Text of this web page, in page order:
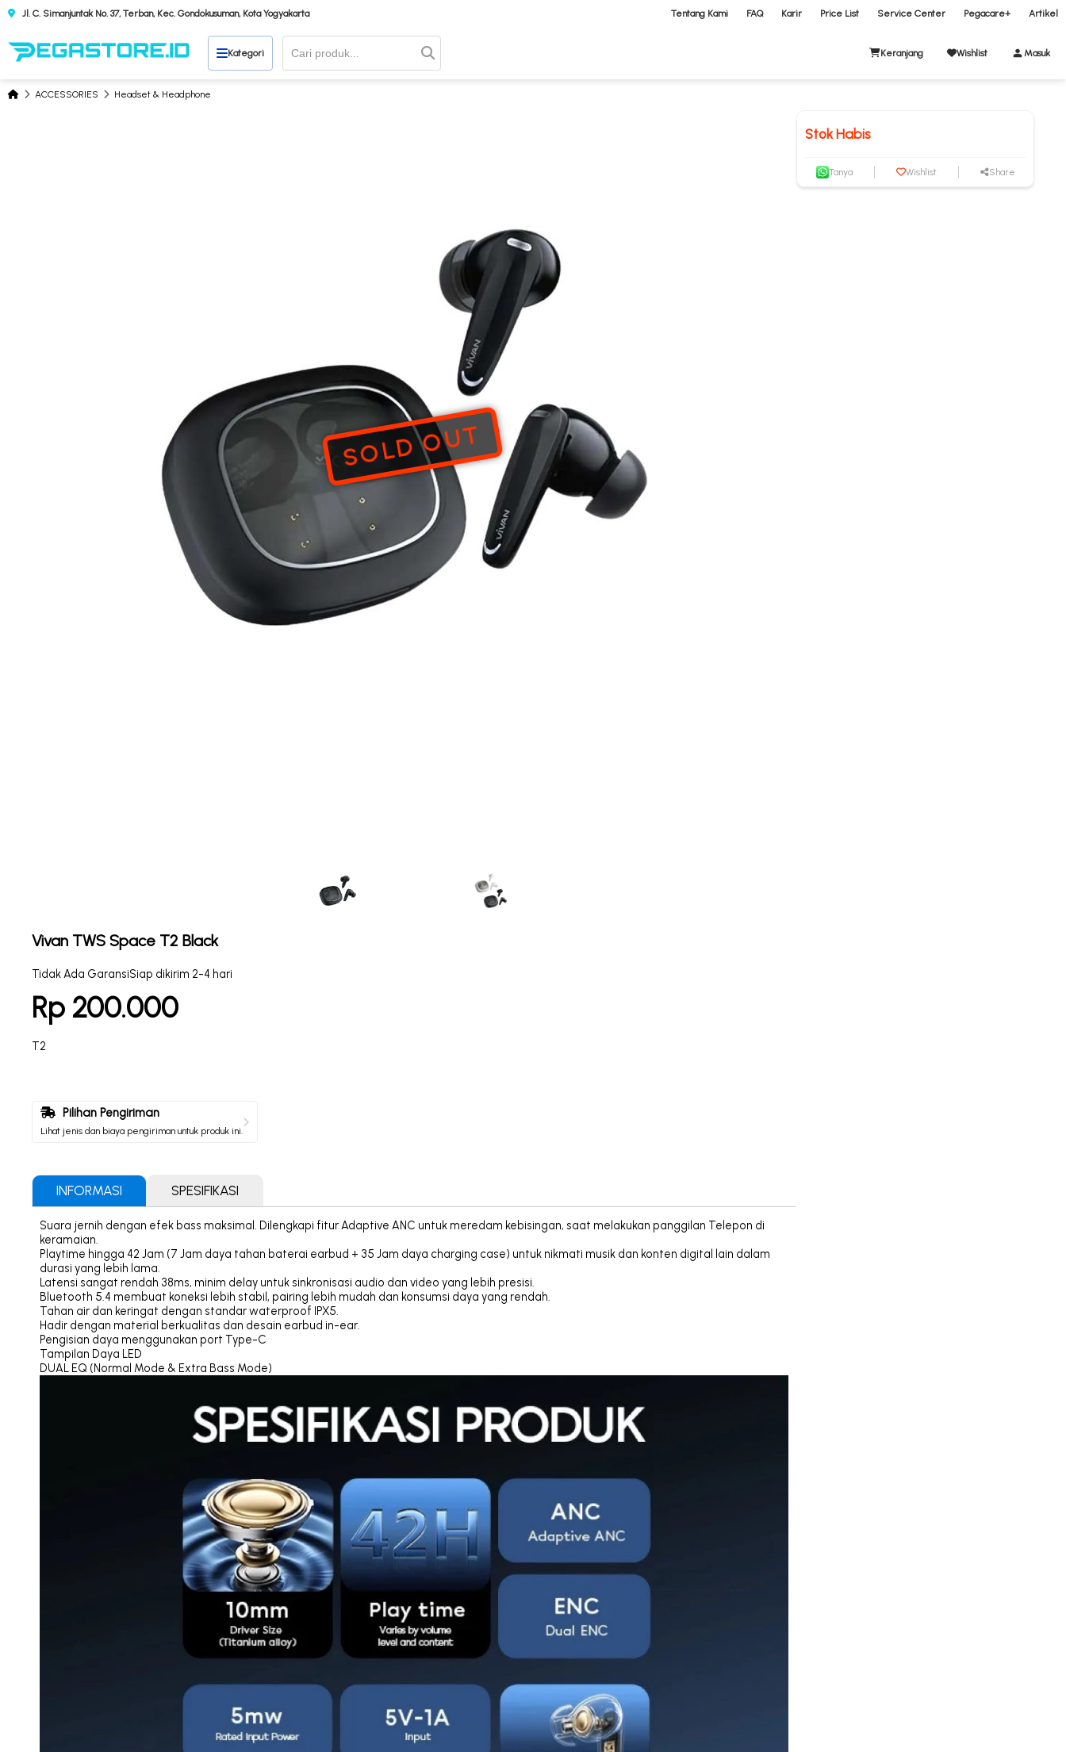
Jl. C. Simanjuntak No. 37, Terban, Kec. Gondokusuman, Kota Yogyakarta Tentang Kami FAQ Karir Price List Service Center Pegacare+ Artikel
Kategori Keranjang Wishlist Masuk
ACCESSORIES Headset & Headphone
SOLD OUT
Vivan TWS Space T2 Black
Tidak Ada GaransiSiap dikirim 2-4 hari
Rp 200.000
T2
Pilihan Pengiriman
Lihat jenis dan biaya pengiriman untuk produk ini.
INFORMASI SPESIFIKASI
Suara jernih dengan efek bass maksimal. Dilengkapi fitur Adaptive ANC untuk meredam kebisingan, saat melakukan panggilan Telepon di
keramaian.
Playtime hingga 42 Jam (7 Jam daya tahan baterai earbud + 35 Jam daya charging case) untuk nikmati musik dan konten digital lain dalam
durasi yang lebih lama.
Latensi sangat rendah 38ms, minim delay untuk sinkronisasi audio dan video yang lebih presisi.
Bluetooth 5.4 membuat koneksi lebih stabil, pairing lebih mudah dan konsumsi daya yang rendah.
Tahan air dan keringat dengan standar waterproof IPX5.
Hadir dengan material berkualitas dan desain earbud in-ear.
Pengisian daya menggunakan port Type-C
Tampilan Daya LED
DUAL EQ (Normal Mode & Extra Bass Mode)
Stok Habis
Tanya Wishlist Share